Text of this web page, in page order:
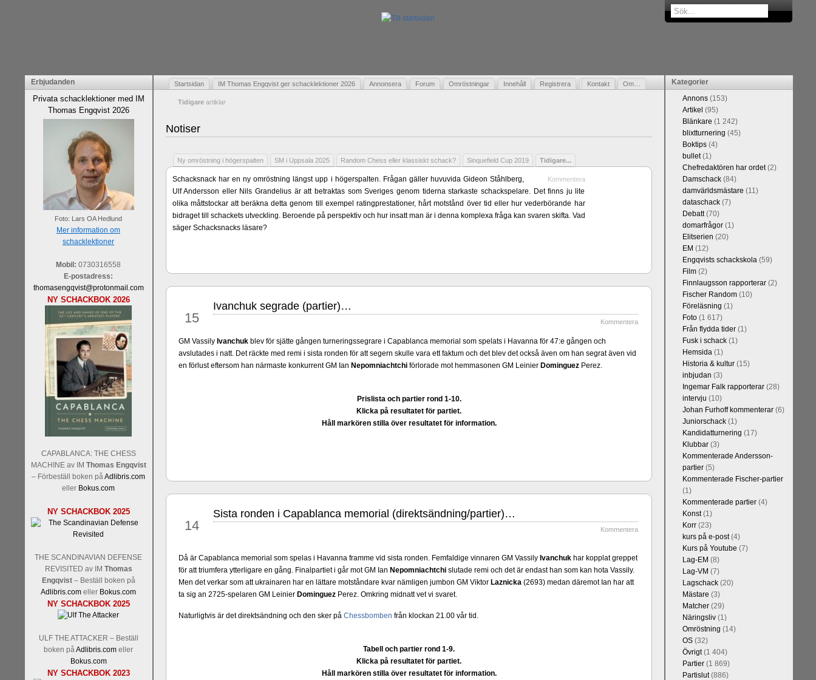
Erbjudanden
Privata schacklektioner med IM
Thomas Engqvist 2026
Foto: Lars OA Hedlund
Mer information om
schacklektioner
Mobil: 0730316558
E-postadress:
thomasengqvist@protonmail.com
NY SCHACKBOK 2026
CAPABLANCA: THE CHESS
MACHINE av IM Thomas Engqvist
– Förbeställ boken påAdlibris.com
eller Bokus.com
NY SCHACKBOK 2025
THE SCANDINAVIAN DEFENSE
REVISITED av IM Thomas
Engqvist– Beställ boken på
Adlibris.com eller Bokus.com
NY SCHACKBOK 2025
ULF THE ATTACKER – Beställ
boken påAdlibris.com eller
Bokus.com
NY SCHACKBOK 2023
Startsidan IM Thomas Engqvist ger schacklektioner 2026 Annonsera Forum Omröstningar Innehåll Registrera Kontakt Om…
Gästbok
Tidigareartiklar
Notiser
Ny omröstning i högerspalten SM i Uppsala 2025 Random Chess eller klassiskt schack? Sinquefield Cup 2019 Tidigare...
Kommentera
Schacksnack har en ny omröstning längst upp i högerspalten. Frågan gäller huvuvida Gideon Ståhlberg,
Ulf Andersson eller Nils Grandelius är att betraktas som Sveriges genom tiderna starkaste schackspelare. Det finns ju lite
olika måttstockar att beräkna detta genom till exempel ratingprestationer, hårt motstånd över tid eller hur vederbörande har
bidraget till schackets utveckling. Beroende på perspektiv och hur insatt man är i denna komplexa fråga kan svaren skifta. Vad
säger Schacksnacks läsare?
Kommentera
Sverigemästarklassen och övriga grupper arrangeras i Uppsala 27 juni - 6 juli. Tio spelare kämpar om
Martin Lokander, GM Tiger Hillarp Persson., IM Milton Pantzar, IM Hampus Sörensen GM Jonny Hector och IM Axel Falkevall.
SM-gruppen är i år stark och öppen så nästan vem helst kan ta hem segern men det skulle inte vara osannolikt om GM Jonny
Hector avgår med segern. I SM-sammanhang brukar gedigen erfarenhet väga mycket tyngre än tillfälliga ratingtoppar. Mästar-
Schacksnack har inlett det nya året med en ny omröstning. Frågan gäller huruvida du föredrar Fischer
Random, där pjäserna slumpas på den sista raden, eller om du föredrar europeiskt schack som det har spelats sedan 1500-
att man måste kunna och förstå en mängd spelöppningar och varianter. Rösta en gång på svarsalternativ 1 eller 2 i
15
Ivanchuk segrade (partier)…
Kommentera
GM Vassily Ivanchukblev för sjätte gången turneringssegrare i Capablanca memorial som spelats i Havanna för 47:e gången och
avslutades i natt. Det räckte med remi i sista ronden för att segern skulle vara ett faktum och det blev det också även om han segrat även vid
en förlust eftersom han närmaste konkurrent GM Ian Nepomniachtchi förlorade mot hemmasonen GM Leinier DominguezPerez.
Prislista och partier rond 1-10.
Klicka på resultatet för partiet.
Håll markören stilla över resultatet för information.
14
Sista ronden i Capablanca memorial (direktsändning/partier)…
Kommentera
Då är Capablanca memorial som spelas i Havanna framme vid sista ronden. Femfaldige vinnaren GM Vassily Ivanchukhar kopplat greppet
för att triumfera ytterligare en gång. Finalpartiet i går mot GM Ian Nepomniachtchi slutade remi och det är endast han som kan hota Vassily.
Men det verkar som att ukrainaren har en lättare motståndare kvar nämligen jumbon GM Viktor Laznicka (2693) medan däremot Ian har att
ta sig an 2725-spelaren GM Leinier DominguezPerez. Omkring midnatt vet vi svaret.
Naturligtvis är det direktsändning och den sker på Chessbomben från klockan 21.00 vår tid.
Tabell och partier rond 1-9.
Klicka på resultatet för partiet.
Håll markören stilla över resultatet för information.
Kategorier
Annons(153)
Artikel (95)
Blänkare (1 242)
blixtturnering (45)
Boktips(4)
bullet(1)
Chefredaktören har ordet(2)
Damschack(84)
damvärldsmästare (11)
dataschack(7)
Debatt(70)
domarfrågor(1)
Elitserien (20)
EM (12)
Engqvists schackskola(59)
Film(2)
Finnlaugsson rapporterar(2)
Fischer Random(10)
Föreläsning (1)
Foto(1 617)
Från flydda tider(1)
Fusk i schack(1)
Hemsida(1)
Historia & kultur(15)
inbjudan (3)
Ingemar Falk rapporterar(28)
intervju (10)
Johan Furhoff kommenterar(6)
Juniorschack(1)
Kandidatturnering (17)
Klubbar(3)
Kommenterade Andersson-
partier(5)
Kommenterade Fischer-partier
(1)
Kommenterade partier(4)
Konst(1)
Korr(23)
kurs på e-post(4)
Kurs på Youtube (7)
Lag-EM (8)
Lag-VM (7)
Lagschack(20)
Mästare (3)
Matcher(29)
Näringsliv(1)
Omröstning (14)
OS(32)
Övrigt(1 404)
Partier(1 869)
Partislut(886)